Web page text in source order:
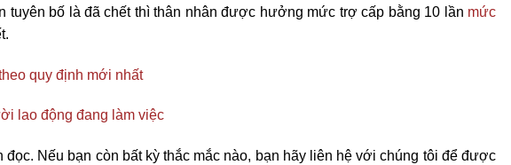
bố là đã chết thì thân nhân được hưởng mức trợ cấp bằng 10 lần mức
quy định mới nhất
lao động đang làm việc
Nếu bạn còn bất kỳ thắc mắc nào, bạn hãy liên hệ với chúng tôi để được